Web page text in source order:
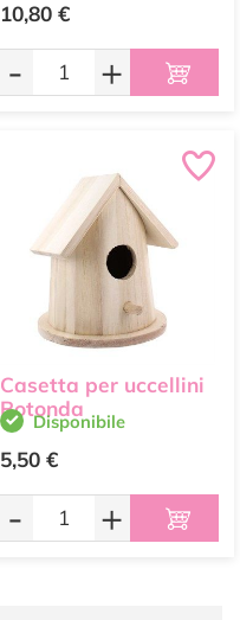
10,80 €
- +
Casetta per uccellini
Rotonda
Disponibile
5,50 €
- +